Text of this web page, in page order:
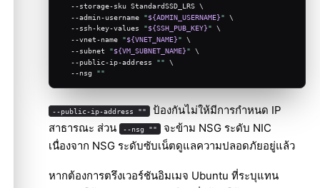
  --storage-sku StandardSSD_LRS \
  --admin-username
"${ADMIN_USERNAME}" \
  --ssh-key-values
"${SSH_PUB_KEY}" \
  --vnet-name
"${VNET_NAME}" \
  --subnet
"${VM_SUBNET_NAME}" \
  --public-ip-address
"" \
  --nsg
""
--public-ip-address "" ป้องกันไม่ให้มีการกำหนด IP
สาธารณะ ส่วน
--nsg "" จะข้าม NSG ระดับ NIC
เนื่องจาก NSG ระดับซับเน็ตดูแลความปลอดภัยอยู่แล้ว
หากต้องการตรึงเวอร์ชันอิมเมจ Ubuntu ที่ระบุแทน